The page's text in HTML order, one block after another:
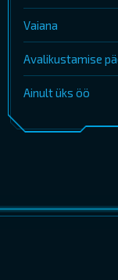
Vaiana
Avalikustamise
Ainult üks öö